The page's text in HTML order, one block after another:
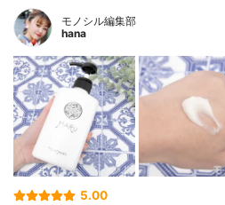
モノシル編集部
hana
5.00